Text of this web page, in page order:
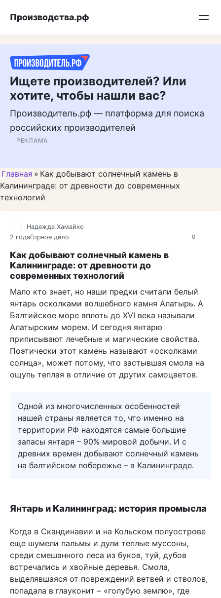
Подписывайтесь на нас в MAX
Производства.рф
Ищете производителей? Или
хотите, чтобы нашли вас?
Производитель.рф — платформа для поиска
российских производителей
РЕКЛАМА
Главная » Как добывают солнечный камень в
Калининграде: от древности до современных
технологий
0
Надежда Хамайко
2 годаГорное дело
Как добывают солнечный камень в
Калининграде: от древности до
современных технологий
Мало кто знает, но наши предки считали белый
янтарь осколками волшебного камня Алатырь. А
Балтийское море вплоть до XVI века называли
Алатырским морем. И сегодня янтарю
приписывают лечебные и магические свойства.
Поэтически этот камень называют «осколками
солнца», может потому, что застывшая смола на
ощупь теплая в отличие от других самоцветов.
Одной из многочисленных особенностей
нашей страны является то, что именно на
территории РФ находятся самые большие
запасы янтаря – 90% мировой добычи. И с
древних времен добывают солнечный камень
на балтийском побережье – в Калининграде.
Янтарь и Калининград: история промысла
Когда в Скандинавии и на Кольском полуострове
еще шумели пальмы и дули теплые муссоны,
среди смешанного леса из буков, туй, дубов
встречались и хвойные деревья. Смола,
выделявшаяся от повреждений ветвей и стволов,
попадала в глауконит – «голубую землю», где